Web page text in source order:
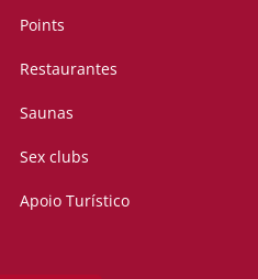
Points
Restaurantes
Saunas
Sex clubs
Apoio Turístico